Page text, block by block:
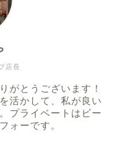
店長
がとうございます！
活かして、私が良い
プライベートはビー
ォーです。